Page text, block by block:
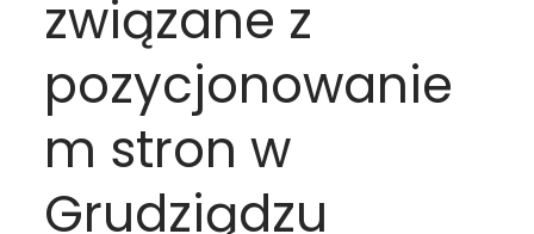
związane z
pozycjonowanie
m stron w
Grudziądzu